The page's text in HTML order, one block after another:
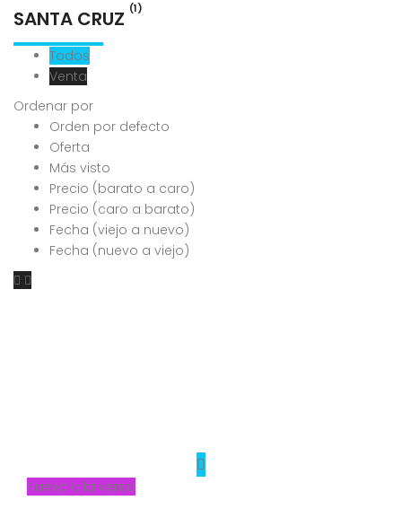
SANTA CRUZ (1)
Todos
Venta
Ordenar por
Orden por defecto
Oferta
Más visto
Precio (barato a caro)
Precio (caro a barato)
Fecha (viejo a nuevo)
Fecha (nuevo a viejo)
Nuevo a la venta